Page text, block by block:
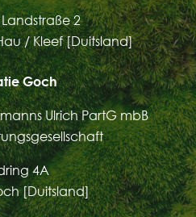
2
/ Kleef [Duitsland]
Goch
Ulrich PartG mbB
4A
[Duitsland]